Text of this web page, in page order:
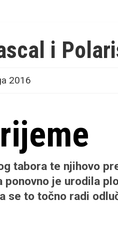
i
2016
tabora te njihovo
je urodila
se to točno radi